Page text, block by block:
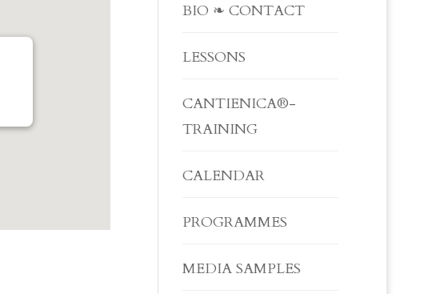
BIO ❧ CONTACT
LESSONS
CANTIENICA®-
TRAINING
CALENDAR
PROGRAMMES
MEDIA SAMPLES